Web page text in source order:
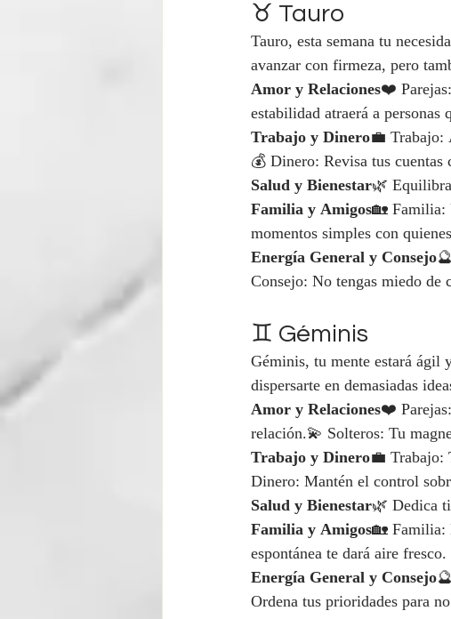
♉ Tauro
Tauro, esta semana tu
avanzar con firmeza, pero
Amor y Relaciones❤️
estabilidad atraerá a
Trabajo y Dinero💼
💰 Dinero: Revisa tus
Salud y Bienestar🌿
Familia y Amigos🏡 Familia:
momentos simples con
Energía General y Consejo
Consejo: No tengas miedo
♊ Géminis
Géminis, tu mente estará ágil
dispersarte en demasiadas
Amor y Relaciones❤️
relación.💫 Solteros: Tu
Trabajo y Dinero💼 Trabajo:
Dinero: Mantén el control
Salud y Bienestar🌿 Dedica
Familia y Amigos🏡 Familia:
espontánea te dará aire fresco.
Energía General y Consejo
Ordena tus prioridades para